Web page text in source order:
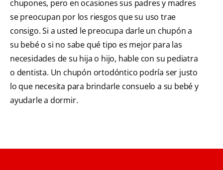
chupones, pero en ocasiones sus padres y madres
se preocupan por los riesgos que su uso trae
consigo. Si a usted le preocupa darle un chupón a
su bebé o si no sabe qué tipo es mejor para las
necesidades de su hija o hijo, hable con su pediatra
o dentista. Un chupón ortodóntico podría ser justo
lo que necesita para brindarle consuelo a su bebé y
ayudarle a dormir.